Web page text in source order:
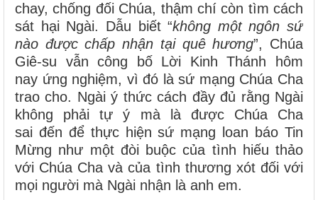
chay, chống đối Chúa, thậm chí còn tìm cách
sát hại Ngài. Dẫu biết “không một ngôn sứ
nào được chấp nhận tại quê hương”, Chúa
Giê-su vẫn công bố Lời Kinh Thánh hôm
nay ứng nghiệm, vì đó là sứ mạng Chúa Cha
trao cho. Ngài ý thức cách đầy đủ rằng Ngài
không phải tự ý mà là được Chúa Cha
sai đến để thực hiện sứ mạng loan báo Tin
Mừng như một đòi buộc của tình hiếu thảo
với Chúa Cha và của tình thương xót đối với
mọi người mà Ngài nhận là anh em.